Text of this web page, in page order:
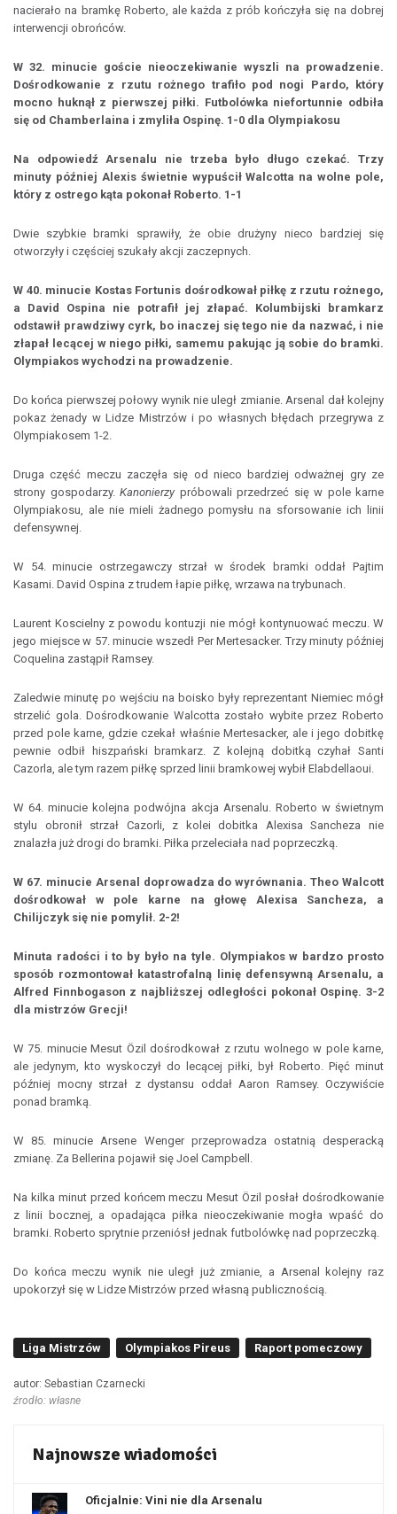
nacierało na bramkę Roberto, ale każda z prób kończyła się na dobrej
interwencji obrońców.
W 32. minucie goście nieoczekiwanie wyszli na prowadzenie.
Dośrodkowanie z rzutu rożnego trafiło pod nogi Pardo, który
mocno huknął z pierwszej piłki. Futbolówka niefortunnie odbiła
się od Chamberlaina i zmyliła Ospinę. 1-0 dla Olympiakosu
Na odpowiedź Arsenalu nie trzeba było długo czekać. Trzy
minuty później Alexis świetnie wypuścił Walcotta na wolne pole,
który z ostrego kąta pokonał Roberto. 1-1
Dwie szybkie bramki sprawiły, że obie drużyny nieco bardziej się
otworzyły i częściej szukały akcji zaczepnych.
W 40. minucie Kostas Fortunis dośrodkował piłkę z rzutu rożnego,
a David Ospina nie potrafił jej złapać. Kolumbijski bramkarz
odstawił prawdziwy cyrk, bo inaczej się tego nie da nazwać, i nie
złapał lecącej w niego piłki, samemu pakując ją sobie do bramki.
Olympiakos wychodzi na prowadzenie.
Do końca pierwszej połowy wynik nie uległ zmianie. Arsenal dał kolejny
pokaz żenady w Lidze Mistrzów i po własnych błędach przegrywa z
Olympiakosem 1-2.
Druga część meczu zaczęła się od nieco bardziej odważnej gry ze
strony gospodarzy. Kanonierzypróbowali przedrzeć się w pole karne
Olympiakosu, ale nie mieli żadnego pomysłu na sforsowanie ich linii
defensywnej.
W 54. minucie ostrzegawczy strzał w środek bramki oddał Pajtim
Kasami. David Ospina z trudem łapie piłkę, wrzawa na trybunach.
Laurent Koscielny z powodu kontuzji nie mógł kontynuować meczu. W
jego miejsce w 57. minucie wszedł Per Mertesacker. Trzy minuty później
Coquelina zastąpił Ramsey.
Zaledwie minutę po wejściu na boisko były reprezentant Niemiec mógł
strzelić gola. Dośrodkowanie Walcotta zostało wybite przez Roberto
przed pole karne, gdzie czekał właśnie Mertesacker, ale i jego dobitkę
pewnie odbił hiszpański bramkarz. Z kolejną dobitką czyhał Santi
Cazorla, ale tym razem piłkę sprzed linii bramkowej wybił Elabdellaoui.
W 64. minucie kolejna podwójna akcja Arsenalu. Roberto w świetnym
stylu obronił strzał Cazorli, z kolei dobitka Alexisa Sancheza nie
znalazła już drogi do bramki. Piłka przeleciała nad poprzeczką.
W 67. minucie Arsenal doprowadza do wyrównania. Theo Walcott
dośrodkował w pole karne na głowę Alexisa Sancheza, a
Chilijczyk się nie pomylił. 2-2!
Minuta radości i to by było na tyle. Olympiakos w bardzo prosto
sposób rozmontował katastrofalną linię defensywną Arsenalu, a
Alfred Finnbogason z najbliższej odległości pokonał Ospinę. 3-2
dla mistrzów Grecji!
W 75. minucie Mesut Özil dośrodkował z rzutu wolnego w pole karne,
ale jedynym, kto wyskoczył do lecącej piłki, był Roberto. Pięć minut
później mocny strzał z dystansu oddał Aaron Ramsey. Oczywiście
ponad bramką.
W 85. minucie Arsene Wenger przeprowadza ostatnią desperacką
zmianę. Za Bellerina pojawił się Joel Campbell.
Na kilka minut przed końcem meczu Mesut Özil posłał dośrodkowanie
z linii bocznej, a opadająca piłka nieoczekiwanie mogła wpaść do
bramki. Roberto sprytnie przeniósł jednak futbolówkę nad poprzeczką.
Do końca meczu wynik nie uległ już zmianie, a Arsenal kolejny raz
upokorzył się w Lidze Mistrzów przed własną publicznością.
Liga Mistrzów Olympiakos Pireus Raport pomeczowy
autor: Sebastian Czarnecki
źrodło: własne
Najnowsze wiadomości
Oficjalnie: Vini nie dla Arsenalu